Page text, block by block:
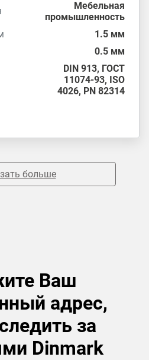
Мебельная
промышленность
1.5 мм
0.5 мм
DIN 913, ГОСТ
11074-93, ISO
4026, PN 82314
больше
Ваш
адрес,
за
Dinmark